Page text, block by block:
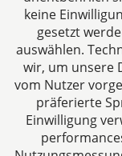
sind die
Folgen Sie
keine
gesetzt
auswählen.
wir, um unsere
vom Nutzer
präferierte
Einwilligung